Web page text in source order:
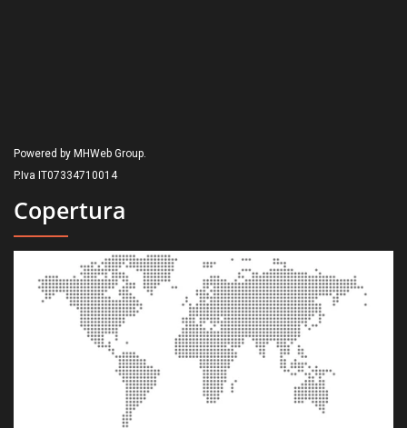
Powered by MHWeb Group.
P.Iva IT07334710014
Copertura